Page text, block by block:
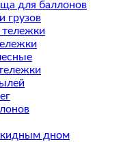
для баллонов
грузов
дном